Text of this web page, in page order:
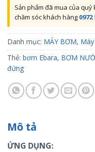
Sản phẩm đã mua của quý
chăm sóc khách hàng 0972
Danh mục: MÁY BƠM,
Thẻ: bơm Ebara, BƠM
đứng
Mô tả
ỨNG DỤNG: